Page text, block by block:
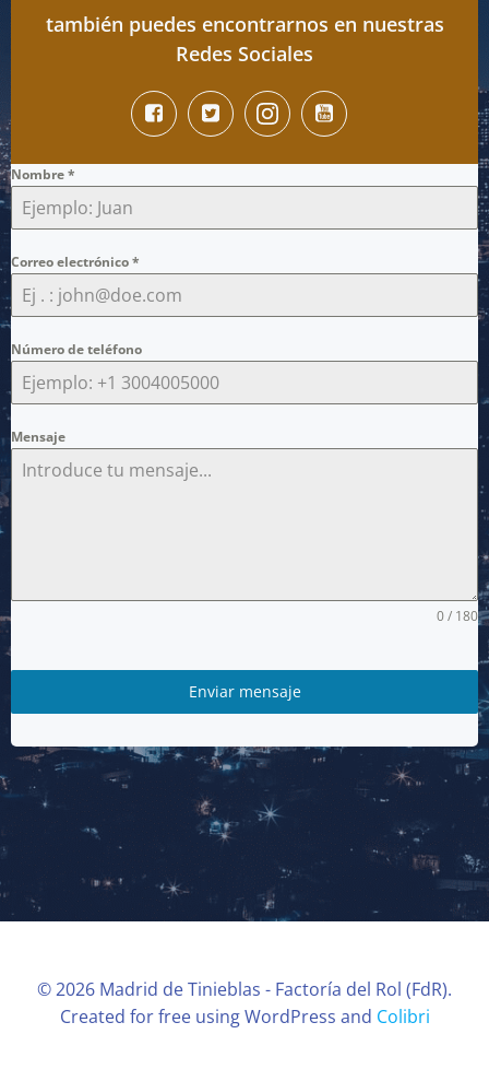
también puedes encontrarnos en nuestras
Redes Sociales
Nombre*
Correo electrónico*
Número de teléfono
Mensaje
0 / 180
Enviar mensaje
© 2026 Madrid de Tinieblas - Factoría del Rol (FdR).
Created for free using WordPress and Colibri